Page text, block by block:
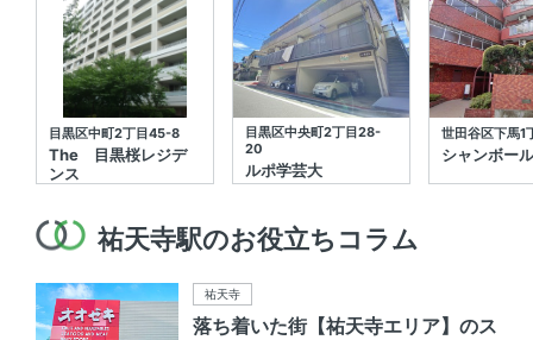
目黒区中町2丁目45-8
The 目黒桜レジデ
ンス
目黒区中央町2丁目28-
20
ルポ学芸大
世田谷区下馬1
シャンボー
祐天寺駅のお役立ちコラム
祐天寺
落ち着いた街【祐天寺エリア】のス